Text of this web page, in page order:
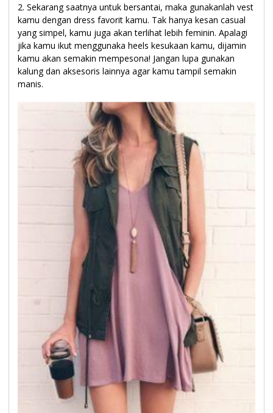
2. Sekarang saatnya untuk bersantai, maka gunakanlah vest
kamu dengan dress favorit kamu. Tak hanya kesan casual
yang simpel, kamu juga akan terlihat lebih feminin. Apalagi
jika kamu ikut menggunaka heels kesukaan kamu, dijamin
kamu akan semakin mempesona! Jangan lupa gunakan
kalung dan aksesoris lainnya agar kamu tampil semakin
manis.